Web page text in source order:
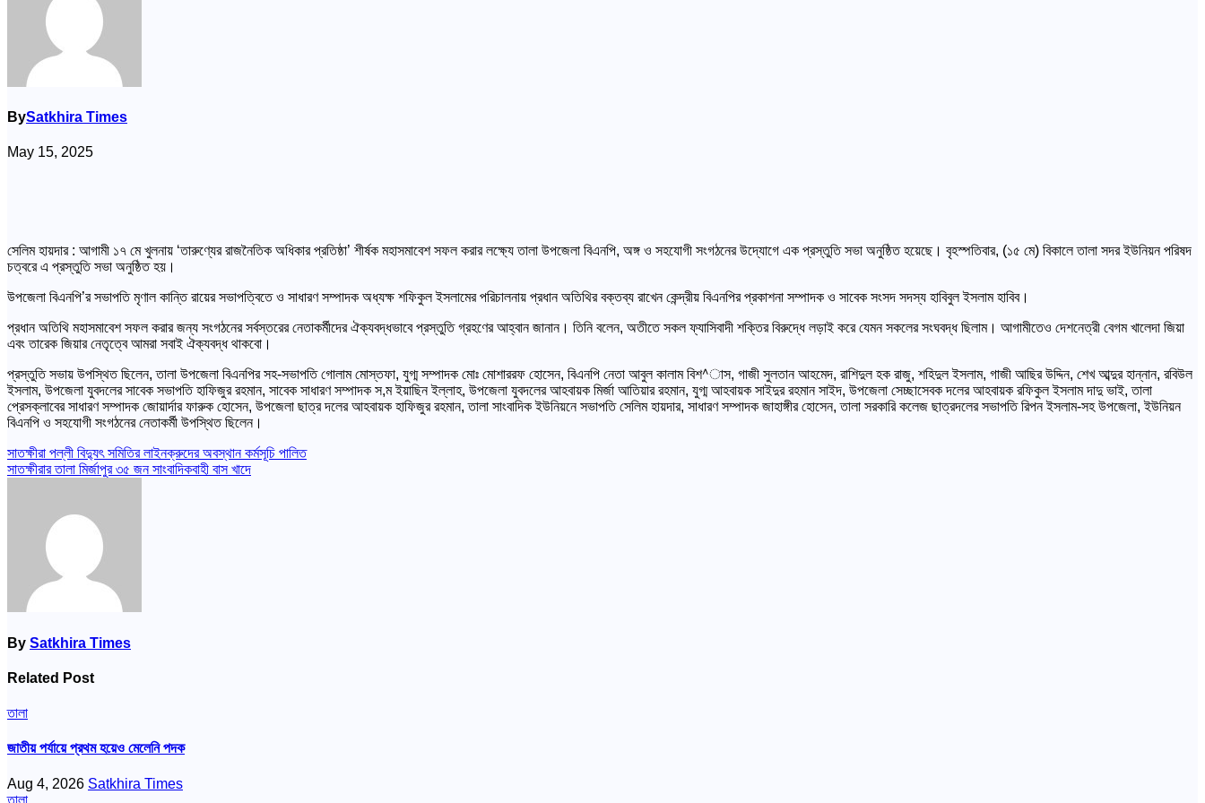
BySatkhira Times
May 15, 2025
সেলিম হায়দার : আগামী ১৭ মে খুলনায় ‘তারুণ্যের রাজনৈতিক অধিকার প্রতিষ্ঠা’ শীর্ষক মহাসমাবেশ সফল করার লক্ষ্যে তালা উপজেলা বিএনপি, অঙ্গ ও সহযোগী সংগঠনের উদ্যোগে এক প্রস্তুতি সভা অনুষ্ঠিত হয়েছে। বৃহস্পতিবার, (১৫ মে) বিকালে তালা সদর ইউনিয়ন পরিষদ
চত্বরে এ প্রস্তুতি সভা অনুষ্ঠিত হয়।
উপজেলা বিএনপি’র সভাপতি মৃণাল কান্তি রায়ের সভাপত্বিতে ও সাধারণ সম্পাদক অধ্যক্ষ শফিকুল ইসলামের পরিচালনায় প্রধান অতিথির বক্তব্য রাখেন কেন্দ্রীয় বিএনপির প্রকাশনা সম্পাদক ও সাবেক সংসদ সদস্য হাবিবুল ইসলাম হাবিব।
প্রধান অতিথি মহাসমাবেশ সফল করার জন্য সংগঠনের সর্বস্তরের নেতাকর্মীদের ঐক্যবদ্ধভাবে প্রস্তুতি গ্রহণের আহ্বান জানান। তিনি বলেন, অতীতে সকল ফ্যাসিবাদী শক্তির বিরুদ্ধে লড়াই করে যেমন সকলের সংঘবদ্ধ ছিলাম। আগামীতেও দেশনেত্রী বেগম খালেদা জিয়া
এবং তারেক জিয়ার নেতৃত্বে আমরা সবাই ঐক্যবদ্ধ থাকবো।
প্রস্তুতি সভায় উপস্থিত ছিলেন, তালা উপজেলা বিএনপির সহ-সভাপতি গোলাম মোস্তফা, যুগ্ম সম্পাদক মোঃ মোশাররফ হোসেন, বিএনপি নেতা আবুল কালাম বিশ^াস, গাজী সুলতান আহমেদ, রাশিদুল হক রাজু, শহিদুল ইসলাম, গাজী আছির উদ্দিন, শেখ আব্দুর হান্নান, রবিউল
ইসলাম, উপজেলা যুবদলের সাবেক সভাপতি হাফিজুর রহমান, সাবেক সাধারণ সম্পাদক স,ম ইয়াছিন ইল্লাহ, উপজেলা যুবদলের আহবায়ক মির্জা আতিয়ার রহমান, যুগ্ম আহবায়ক সাইদুর রহমান সাইদ, উপজেলা সেচ্ছাসেবক দলের আহবায়ক রফিকুল ইসলাম দাদু ভাই, তালা
প্রেসক্লাবের সাধারণ সম্পাদক জোয়ার্দার ফারুক হোসেন, উপজেলা ছাত্র দলের আহবায়ক হাফিজুর রহমান, তালা সাংবাদিক ইউনিয়নে সভাপতি সেলিম হায়দার, সাধারণ সম্পাদক জাহাঙ্গীর হোসেন, তালা সরকারি কলেজ ছাত্রদলের সভাপতি রিপন ইসলাম-সহ উপজেলা, ইউনিয়ন
বিএনপি ও সহযোগী সংগঠনের নেতাকর্মী উপস্থিত ছিলেন।
Post
navigation
সাতক্ষীরা পল্লী বিদ্যুৎ সমিতির লাইনক্রুদের অবস্থান কর্মসূচি পালিত
সাতক্ষীরার তালা মির্জাপুর ৩৫ জন সাংবাদিকবাহী বাস খাদে
By Satkhira Times
Related Post
তালা
জাতীয় পর্যায়ে প্রথম হয়েও মেলেনি পদক
Aug 4, 2026 Satkhira Times
তালা